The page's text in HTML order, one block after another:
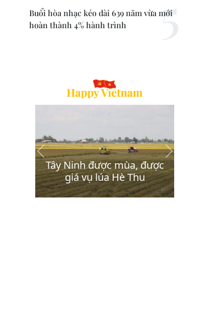
Buổi hòa nhạc kéo dài 639 năm vừa mới
hoàn thành 4% hành trình